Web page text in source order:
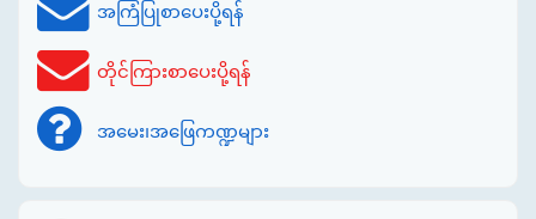
အကြံပြုစာပေးပို့ရန်
တိုင်ကြားစာပေးပို့ရန်
အမေး၊အဖြေကဏ္ဍများ